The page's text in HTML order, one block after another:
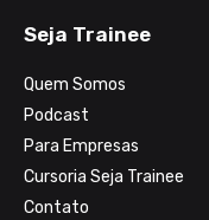
Seja Trainee
Quem Somos
Podcast
Para Empresas
Cursoria Seja Trainee
Contato